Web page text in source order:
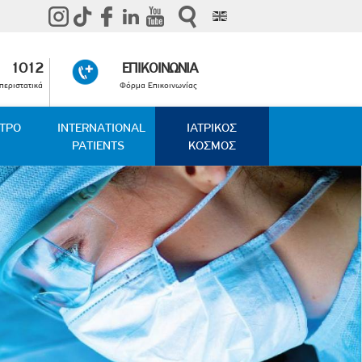
1012 ΕΠΙΚΟΙΝΩΝΙΑ
Φόρμα Επικοινωνίας
INTERNATIONAL
PATIENTS
ΙΑΤΡΙΚΟΣ
ΚΟΣΜΟΣ